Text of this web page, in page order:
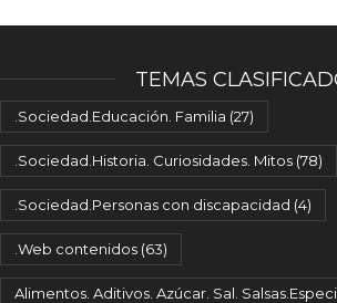
TEMAS
.Sociedad.Educación. Familia (27)
.Sociedad.Historia. Curiosidades. Mitos (78)
.Sociedad.Personas con discapacidad (4)
.Web contenidos (63)
Alimentos. Aditivos. Azúcar. Sal.